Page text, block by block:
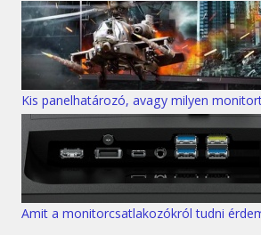
Kis panelhatározó, avagy milyen
Amit a monitorcsatlakozókról tudni